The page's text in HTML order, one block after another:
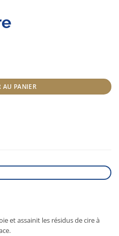
AU PANIER
et assainit les résidus de cire à